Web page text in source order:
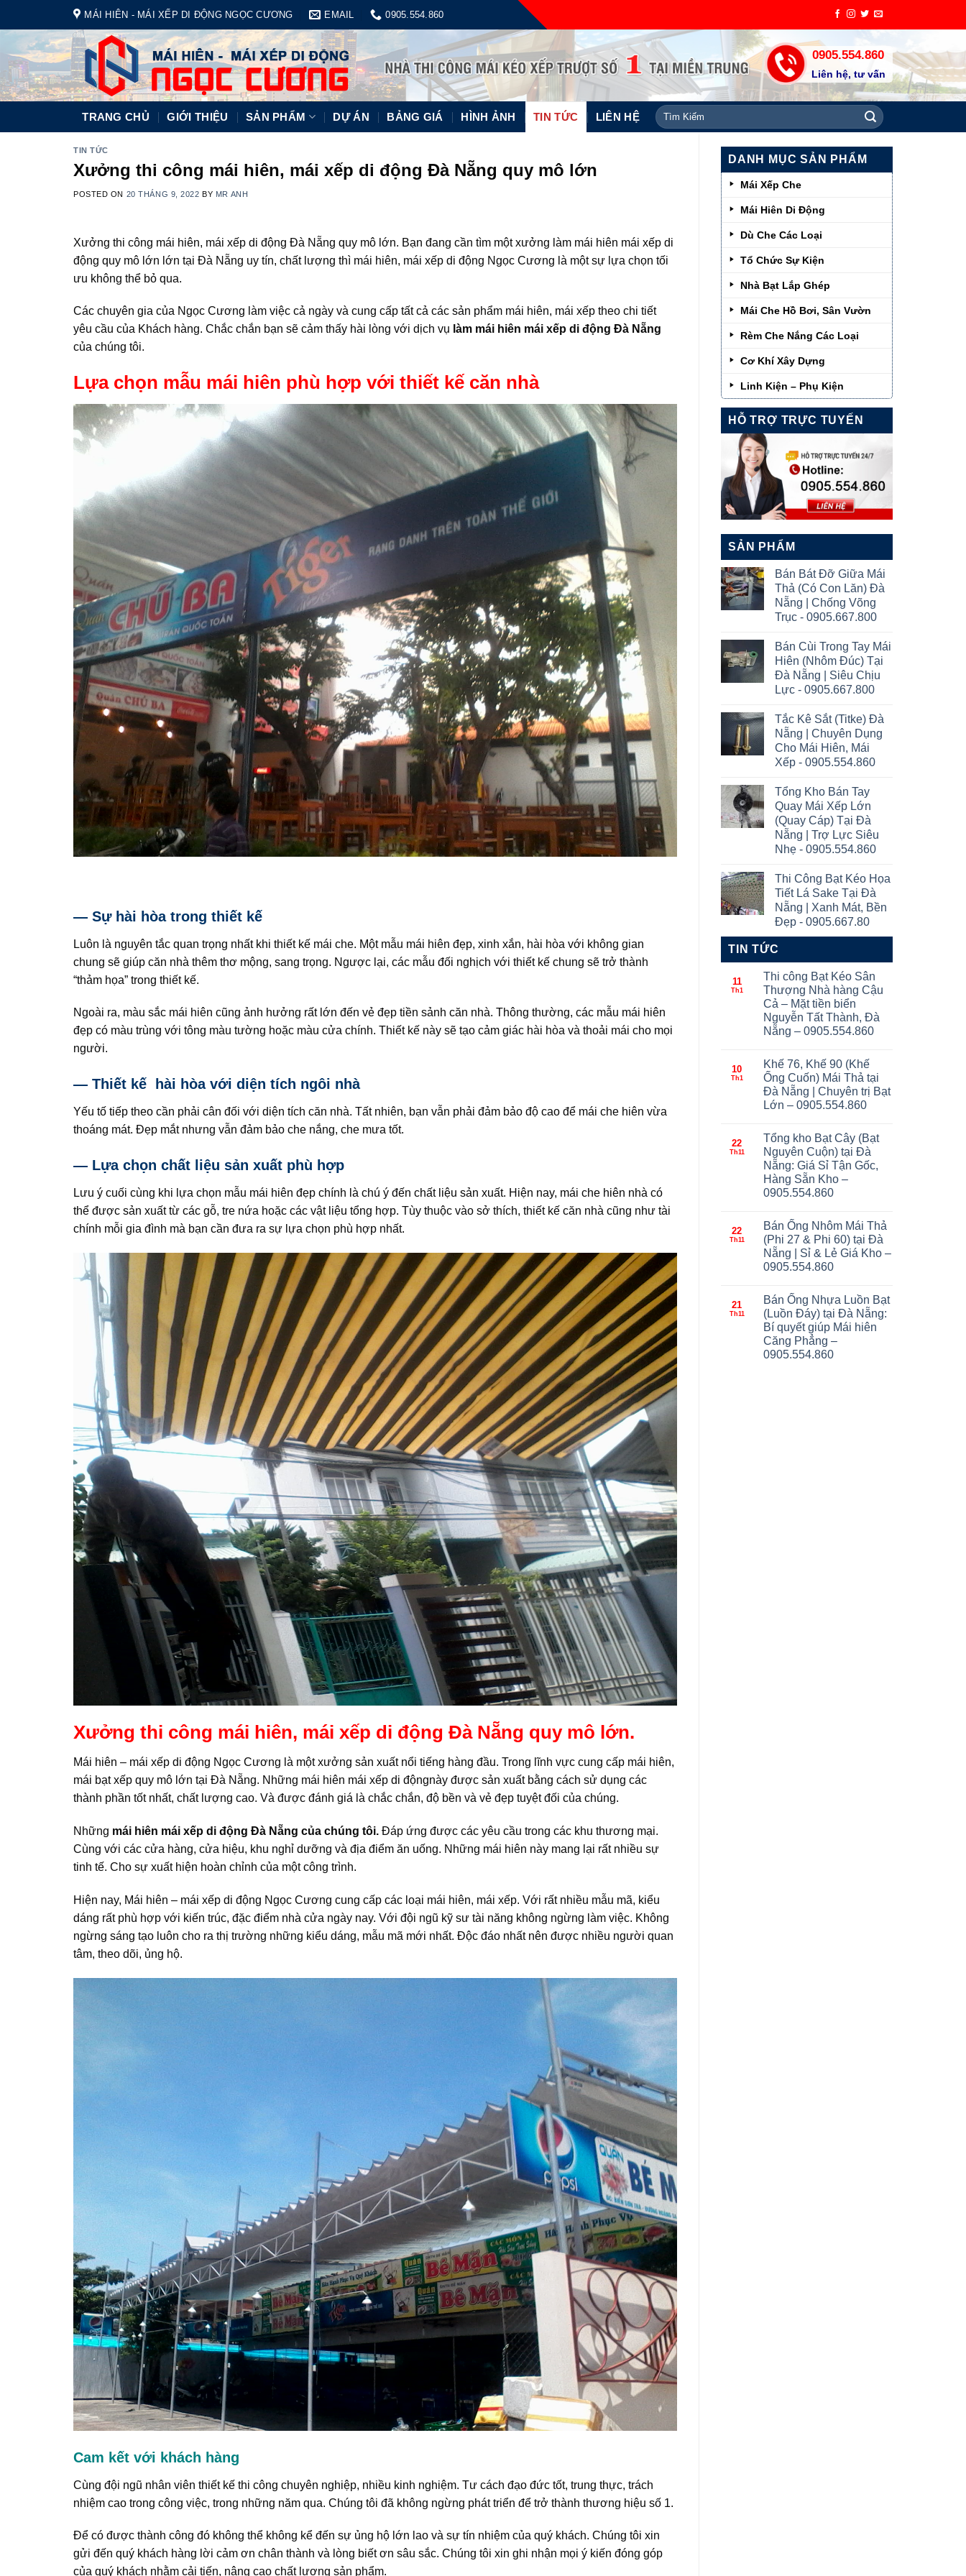
content
MÁI HIÊN - MÁI XẾP DI ĐỘNG NGỌC CƯƠNG EMAIL 0905.554.860
0905.554.860
Liên hệ, tư vấn
TRANG CHỦ GIỚI THIỆU SẢN PHẨM DỰ ÁN BẢNG GIÁ HÌNH ẢNH TIN TỨC LIÊN HỆ
Tìm
kiếm:
TIN TỨC
Xưởng thi công mái hiên, mái xếp di động Đà Nẵng quy mô lớn
POSTED ON 20 THÁNG 9, 2022 BY MR ANH
Xưởng thi công mái hiên, mái xếp di động Đà Nẵng quy mô lớn. Bạn đang cần tìm một xưởng làm mái hiên mái xếp di
động quy mô lớn lớn tại Đà Nẵng uy tín, chất lượng thì mái hiên, mái xếp di động Ngọc Cương là một sự lựa chọn tối
ưu không thể bỏ qua.
Các chuyên gia của Ngọc Cương làm việc cả ngày và cung cấp tất cả các sản phẩm mái hiên, mái xếp theo chi tiết
yêu cầu của Khách hàng. Chắc chắn bạn sẽ cảm thấy hài lòng với dịch vụ làm mái hiên mái xếp di động Đà Nẵng
của chúng tôi.
Lựa chọn mẫu mái hiên phù hợp với thiết kế căn nhà
— Sự hài hòa trong thiết kế
Luôn là nguyên tắc quan trọng nhất khi thiết kế mái che. Một mẫu mái hiên đẹp, xinh xắn, hài hòa với không gian
chung sẽ giúp căn nhà thêm thơ mộng, sang trọng. Ngược lại, các mẫu đối nghịch với thiết kế chung sẽ trở thành
“thảm họa” trong thiết kế.
Ngoài ra, màu sắc mái hiên cũng ảnh hưởng rất lớn đến vẻ đẹp tiền sảnh căn nhà. Thông thường, các mẫu mái hiên
đẹp có màu trùng với tông màu tường hoặc màu cửa chính. Thiết kế này sẽ tạo cảm giác hài hòa và thoải mái cho mọi
người.
— Thiết kế hài hòa với diện tích ngôi nhà
Yếu tố tiếp theo cần phải cân đối với diện tích căn nhà. Tất nhiên, bạn vẫn phải đảm bảo độ cao để mái che hiên vừa
thoáng mát. Đẹp mắt nhưng vẫn đảm bảo che nắng, che mưa tốt.
— Lựa chọn chất liệu sản xuất phù hợp
Lưu ý cuối cùng khi lựa chọn mẫu mái hiên đẹp chính là chú ý đến chất liệu sản xuất. Hiện nay, mái che hiên nhà có
thể được sản xuất từ các gỗ, tre nứa hoặc các vật liệu tổng hợp. Tùy thuộc vào sở thích, thiết kế căn nhà cũng như tài
chính mỗi gia đình mà bạn cần đưa ra sự lựa chọn phù hợp nhất.
Xưởng thi công mái hiên, mái xếp di động Đà Nẵng quy mô lớn.
Mái hiên – mái xếp di động Ngọc Cương là một xưởng sản xuất nổi tiếng hàng đầu. Trong lĩnh vực cung cấp mái hiên,
mái bạt xếp quy mô lớn tại Đà Nẵng. Những mái hiên mái xếp di độngnày được sản xuất bằng cách sử dụng các
thành phần tốt nhất, chất lượng cao. Và được đánh giá là chắc chắn, độ bền và vẻ đẹp tuyệt đối của chúng.
Những mái hiên mái xếp di động Đà Nẵng của chúng tôi. Đáp ứng được các yêu cầu trong các khu thương mại.
Cùng với các cửa hàng, cửa hiệu, khu nghỉ dưỡng và địa điểm ăn uống. Những mái hiên này mang lại rất nhiều sự
tinh tế. Cho sự xuất hiện hoàn chỉnh của một công trình.
Hiện nay, Mái hiên – mái xếp di động Ngọc Cương cung cấp các loại mái hiên, mái xếp. Với rất nhiều mẫu mã, kiểu
dáng rất phù hợp với kiến trúc, đặc điểm nhà cửa ngày nay. Với đội ngũ kỹ sư tài năng không ngừng làm việc. Không
ngừng sáng tạo luôn cho ra thị trường những kiểu dáng, mẫu mã mới nhất. Độc đáo nhất nên được nhiều người quan
tâm, theo dõi, ủng hộ.
Cam kết với khách hàng
Cùng đội ngũ nhân viên thiết kế thi công chuyên nghiệp, nhiều kinh nghiệm. Tư cách đạo đức tốt, trung thực, trách
nhiệm cao trong công việc, trong những năm qua. Chúng tôi đã không ngừng phát triển để trở thành thương hiệu số 1.
Để có được thành công đó không thể không kể đến sự ủng hộ lớn lao và sự tín nhiệm của quý khách. Chúng tôi xin
gửi đến quý khách hàng lời cảm ơn chân thành và lòng biết ơn sâu sắc. Chúng tôi xin ghi nhận mọi ý kiến đóng góp
của quý khách nhằm cải tiến, nâng cao chất lượng sản phẩm.
DANH MỤC SẢN PHẨM
Mái Xếp Che
Mái Hiên Di Động
Dù Che Các Loại
Tổ Chức Sự Kiện
Nhà Bạt Lắp Ghép
Mái Che Hồ Bơi, Sân Vườn
Rèm Che Nắng Các Loại
Cơ Khí Xây Dựng
Linh Kiện – Phụ Kiện
HỖ TRỢ TRỰC TUYẾN
SẢN PHẨM
Bán Bát Đỡ Giữa Mái
Thả (Có Con Lăn) Đà
Nẵng | Chống Võng
Trục - 0905.667.800
Bán Cùi Trong Tay Mái
Hiên (Nhôm Đúc) Tại
Đà Nẵng | Siêu Chịu
Lực - 0905.667.800
Tắc Kê Sắt (Titke) Đà
Nẵng | Chuyên Dụng
Cho Mái Hiên, Mái
Xếp - 0905.554.860
Tổng Kho Bán Tay
Quay Mái Xếp Lớn
(Quay Cáp) Tại Đà
Nẵng | Trợ Lực Siêu
Nhẹ - 0905.554.860
Thi Công Bạt Kéo Họa
Tiết Lá Sake Tại Đà
Nẵng | Xanh Mát, Bền
Đẹp - 0905.667.80
TIN TỨC
11
Th1
Thi công Bạt Kéo Sân
Thượng Nhà hàng Cậu
Cả – Mặt tiền biển
Nguyễn Tất Thành, Đà
Nẵng – 0905.554.860
10
Th1
Khế 76, Khế 90 (Khế
Ống Cuốn) Mái Thả tại
Đà Nẵng | Chuyên trị Bạt
Lớn – 0905.554.860
22
Th11
Tổng kho Bạt Cây (Bạt
Nguyên Cuộn) tại Đà
Nẵng: Giá Sỉ Tận Gốc,
Hàng Sẵn Kho –
0905.554.860
22
Th11
Bán Ống Nhôm Mái Thả
(Phi 27 & Phi 60) tại Đà
Nẵng | Sỉ & Lẻ Giá Kho –
0905.554.860
21
Th11
Bán Ống Nhựa Luồn Bạt
(Luồn Đáy) tại Đà Nẵng:
Bí quyết giúp Mái hiên
Căng Phẳng –
0905.554.860